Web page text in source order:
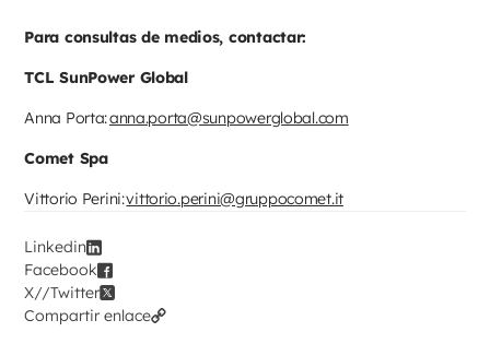
Para consultas de medios, contactar:
TCL SunPower Global
Anna Porta:anna.porta@sunpowerglobal.com
Comet Spa
Vittorio Perini:vittorio.perini@gruppocomet.it
Linkedin
Facebook
X//Twitter
Compartir enlace